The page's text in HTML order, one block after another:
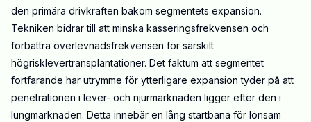
den primära drivkraften bakom segmentets expansion.
Tekniken bidrar till att minska kasseringsfrekvensen och
förbättra överlevnadsfrekvensen för särskilt
högrisklevertransplantationer. Det faktum att segmentet
fortfarande har utrymme för ytterligare expansion tyder på att
penetrationen i lever- och njurmarknaden ligger efter den i
lungmarknaden. Detta innebär en lång startbana för lönsam